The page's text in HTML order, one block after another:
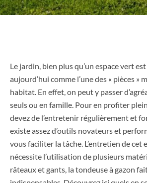
Le jardin, bien plus qu’un espace vert
aujourd’hui comme l’une des « pièces »
habitat. En effet, on peut y passer
seuls ou en famille. Pour en profiter
devez de l’entretenir régulièrement et
existe assez d’outils novateurs et
vous faciliter la tâche. L’entretien de cet
nécessite l’utilisation de plusieurs
râteaux et gants, la tondeuse à gazon